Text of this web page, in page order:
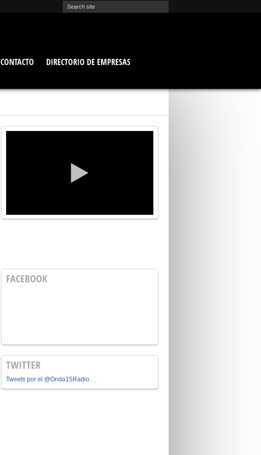
CONTACTO
DIRECTORIO DE EMPRESAS
FACEBOOK
TWITTER
Tweets por el @Onda15Radio.